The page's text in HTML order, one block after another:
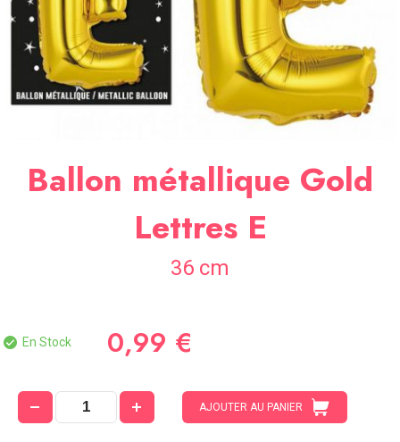
SOIRÉE
OCCASIONS
SPÉCIALES
DÉCO
CONTACT
Ballon métallique Gold
Lettres E
36 cm
En Stock 0,99 €
AJOUTER AU PANIER